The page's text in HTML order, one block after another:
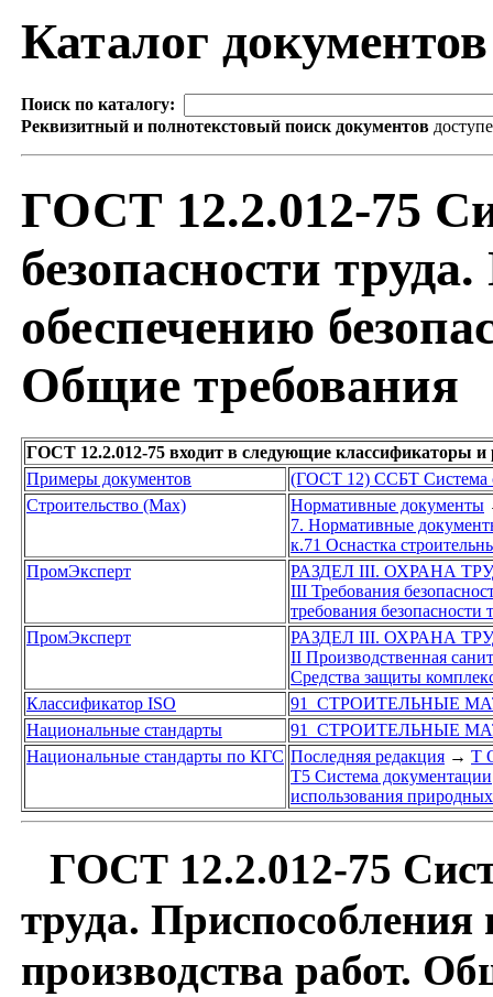
Каталог
Поиск по каталогу:
Реквизитный и полнотекстовый поиск документов
ГОСТ 12.2.012-75
безопасности
обеспечению
Общие требования
ГОСТ 12.2.012-75 входит в следующие классификаторы и
Примеры документов
(ГОСТ 12) ССБТ Система
Строительство (Max)
Нормативные документы
7. Нормативные
к.71 Оснастка
ПромЭксперт
РАЗДЕЛ III. ОХРАНА
III Требования
требования безопасности
ПромЭксперт
РАЗДЕЛ III. ОХРАНА
II Производственная
Средства защиты
Классификатор ISO
91 СТРОИТЕЛЬНЫЕ
Национальные стандарты
91 СТРОИТЕЛЬНЫЕ
Национальные стандарты по КГС Последняя редакция → Т
Т5 Система документации
использования
ГОСТ 12.2.012-75
труда. Приспособления
производства работ.